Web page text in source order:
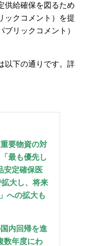
供給確保を図るため
ックコメント）を提
リックコメント）
以下の通りです。詳
要物資の対
最も優先し
安定確保医
大し、将来
への拡大も
内回帰を進
数年度にわ